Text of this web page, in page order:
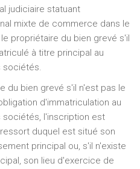
judiciaire statuant
mixte de commerce dans le
propriétaire du bien grevé s'il
à titre principal au
sociétés.
du bien grevé s'il n'est pas le
d'immatriculation au
l'inscription est
duquel est situé son
principal ou, s'il n'existe
son lieu d'exercice de